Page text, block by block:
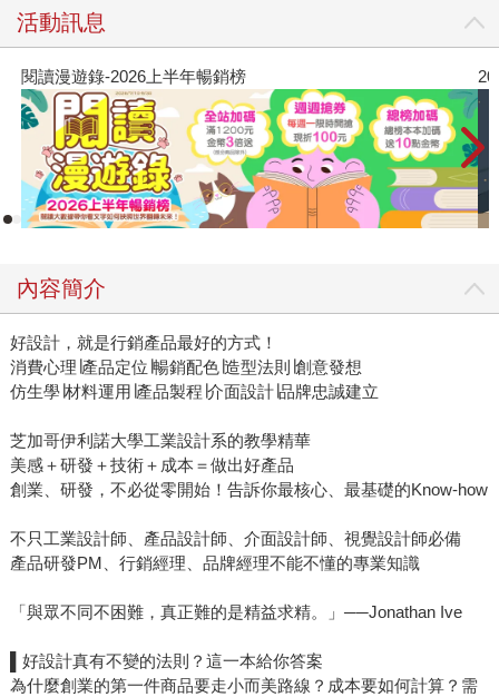
活動訊息
閱讀漫遊錄-2026上半年暢銷榜
內容簡介
好設計，就是行銷產品最好的方式！
消費心理∣產品定位∣暢銷配色∣造型法則∣創意發想
仿生學∣材料運用∣產品製程∣介面設計∣品牌忠誠建立
芝加哥伊利諾大學工業設計系的教學精華
美感＋研發＋技術＋成本＝做出好產品
創業、研發，不必從零開始！告訴你最核心、最基礎的Know-how
不只工業設計師、產品設計師、介面設計師、視覺設計師必備
產品研發PM、行銷經理、品牌經理不能不懂的專業知識
「與眾不同不困難，真正難的是精益求精。」──Jonathan Ive
▌好設計真有不變的法則？這一本給你答案
為什麼創業的第一件商品要走小而美路線？成本要如何計算？需